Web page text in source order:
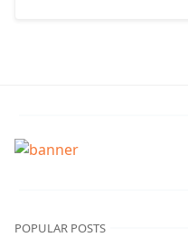
POPULAR POSTS